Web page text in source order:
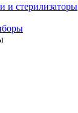
и стерилизаторы